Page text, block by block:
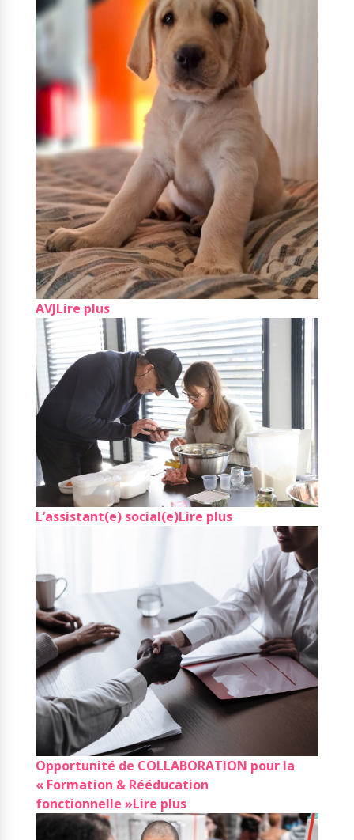
AVJLire plus
L’assistant(e) social(e)Lire plus
Opportunité de COLLABORATION pour la
« Formation & Rééducation
fonctionnelle »Lire plus